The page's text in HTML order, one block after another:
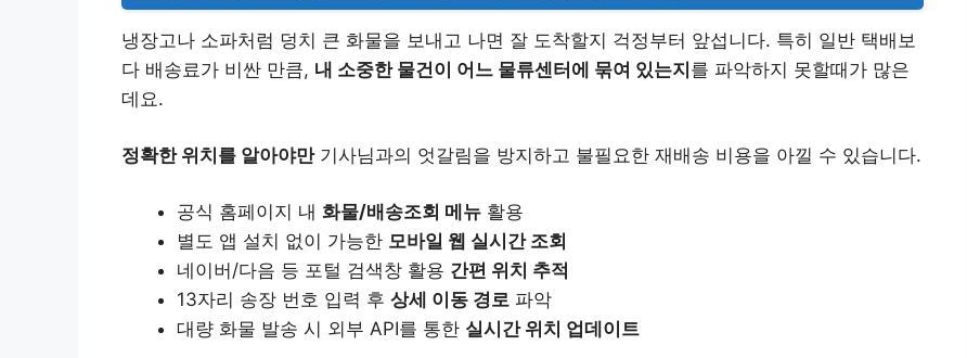
냉장고나 소파처럼 덩치 큰 화물을 보내고 나면 잘 도착할지 걱정부터 앞섭니다. 특히 일반 택배보
다 배송료가 비싼 만큼, 내 소중한 물건이 어느 물류센터에 묶여 있는지 를 파악하지 못할때가 많은
데요.
정확한 위치를 알아야만기사님과의 엇갈림을 방지하고 불필요한 재배송 비용을 아낄 수 있습니다.
공식 홈페이지 내 화물/배송조회 메뉴 활용
별도 앱 설치 없이 가능한 모바일 웹 실시간 조회
네이버/다음 등 포털 검색창 활용 간편 위치 추적
13자리 송장 번호 입력 후 상세 이동 경로 파악
대량 화물 발송 시 외부 API를 통한 실시간 위치 업데이트